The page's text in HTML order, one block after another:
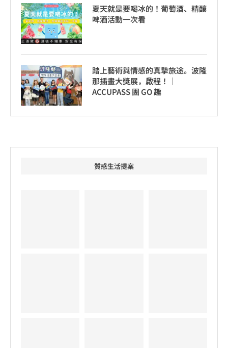
夏天就是要喝冰的！葡萄酒、精釀
啤酒活動一次看
踏上藝術與情感的真摯旅途。波隆
那插畫大獎展，啟程！│
ACCUPASS 團 GO 趣
質感生活提案